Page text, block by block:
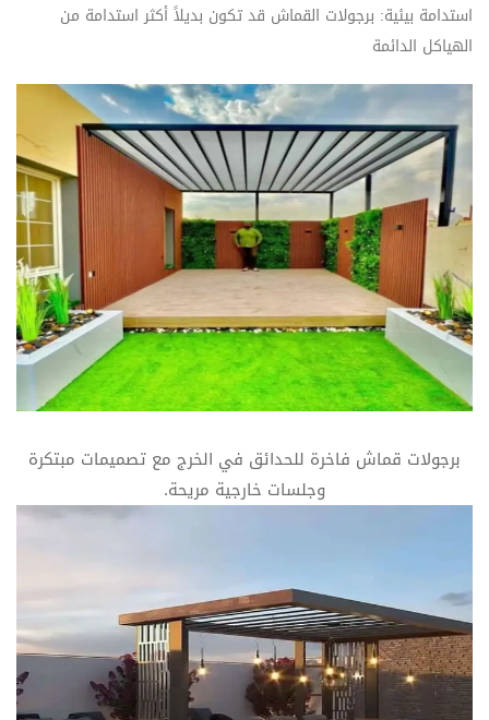
استدامة بيئية: برجولات القماش قد تكون بديلاً أكثر استدامة من
الهياكل الدائمة
برجولات قماش فاخرة للحدائق في الخرج مع تصميمات مبتكرة
وجلسات خارجية مريحة.